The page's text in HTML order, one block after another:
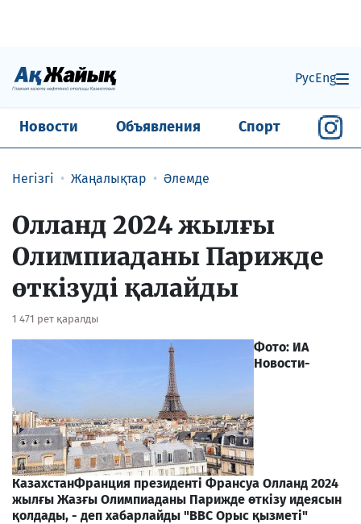
РусEng
Новости Объявления Спорт
Негізгі Жаңалықтар Әлемде
Олланд 2024 жылғы
Олимпиаданы Парижде
өткізуді қалайды
1 471 рет қаралды
Фото: ИА
Новости-
КазахстанФранция президенті Франсуа Олланд 2024
жылғы Жазғы Олимпиаданы Парижде өткізу идеясын
қолдады, - деп хабарлайды "ВВС Орыс қызметі"